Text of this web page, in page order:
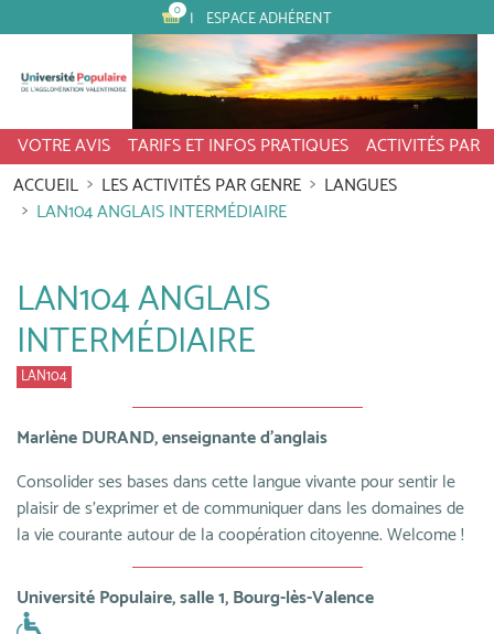
0 ESPACE ADHÉRENT
VOTRE AVIS TARIFS ET INFOS PRATIQUES ACTIVITÉS PAR
ACCUEIL
LES ACTIVITÉS PAR GENRE
LANGUES
LAN104 ANGLAIS INTERMÉDIAIRE
LAN104 ANGLAIS
INTERMÉDIAIRE
LAN104
Marlène DURAND, enseignante d'anglais
Consolider ses bases dans cette langue vivante pour sentir le
plaisir de s'exprimer et de communiquer dans les domaines de
la vie courante autour de la coopération citoyenne. Welcome !
Université Populaire, salle 1, Bourg-lès-Valence